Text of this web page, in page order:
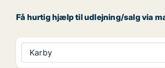
Få hurtig hjælp til udlejning/salg via
Karby